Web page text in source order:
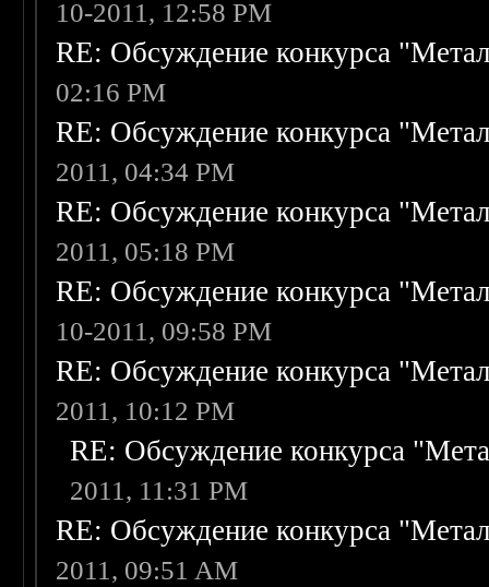
10-2011, 12:58 PM
RE: Обсуждение конкурса
02:16 PM
RE: Обсуждение конкурса
2011, 04:34 PM
RE: Обсуждение конкурса
2011, 05:18 PM
RE: Обсуждение конкурса
10-2011, 09:58 PM
RE: Обсуждение конкурса
2011, 10:12 PM
RE: Обсуждение конкурса
2011, 11:31 PM
RE: Обсуждение конкурса
2011, 09:51 AM